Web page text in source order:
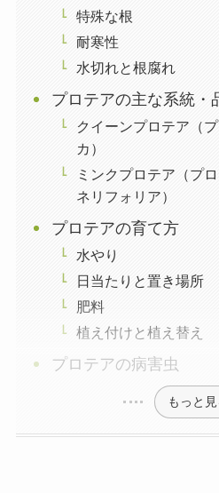
特殊な根
耐寒性
水切れと根腐れ
プロテアの主な系統・
クイーンプロテア（
カ）
ミンクプロテア（プ
ネリフォリア）
プロテアの育て方
水やり
日当たりと置き場所
肥料
植え付けと植え替え
プロテアの病害虫
もっと見